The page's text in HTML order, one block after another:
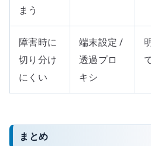
まう
障害時に
切り分け
にくい
端末設定 /
透過プロ
キシ
まとめ